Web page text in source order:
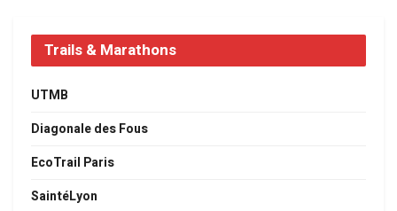
Trails & Marathons
UTMB
Diagonale des Fous
EcoTrail Paris
SaintéLyon